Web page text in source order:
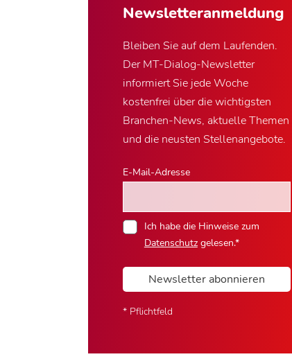
Newsletter­anmeldung
Bleiben Sie auf dem Laufenden.
Der MT-Dialog-Newsletter
informiert Sie jede Woche
kostenfrei über die wichtigsten
Branchen-News, aktuelle Themen
und die neusten Stellenangebote.
E-Mail-Adresse
Ich habe die Hinweise zum
Datenschutzgelesen.*
Newsletter abonnieren
* Pflichtfeld